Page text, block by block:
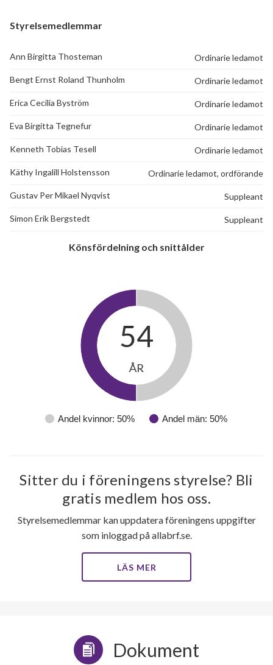
44
Styrelsemedlemmar
Ann Birgitta Thosteman Ordinarie ledamot
Bengt Ernst Roland Thunholm Ordinarie ledamot
Erica Cecilia Byström Ordinarie ledamot
Eva Birgitta Tegnefur Ordinarie ledamot
Kenneth Tobias Tesell Ordinarie ledamot
Käthy Ingalill Holstensson Ordinarie ledamot, ordförande
Gustav Per Mikael Nyqvist Suppleant
Simon Erik Bergstedt Suppleant
Könsfördelning och snittålder
Andel kvinnor: 50% Andel män: 50%
54
ÅR
Sitter du i föreningens styrelse? Bli
gratis medlem hos oss.
Styrelsemedlemmar kan uppdatera föreningens uppgifter
som inloggad på allabrf.se.
LÄS MER
Dokument